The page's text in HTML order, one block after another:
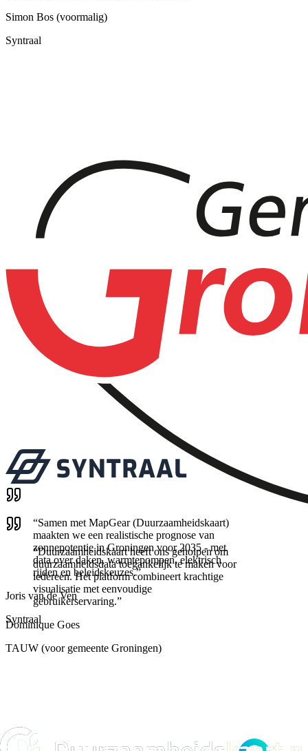
Simon Bos (voormalig)
Syntraal
“Duurzaamheidskaart heeft ons geholpen om
duurzaamheidsdata toegankelijk te maken voor
iedereen. Het platform combineert krachtige
visualisatie met eenvoudige
gebruikerservaring.”
Dominique Goes
TAUW (voor gemeente Groningen)
“Samen met MapGear (Duurzaamheidskaart)
maakten we een realistische prognose van
zonnepotentie in Groningen voor 2035 - met
data over daken, warmtepompen, elektrisch
rijden en beleidskeuzes.”
Joris van de Ven
Syntraal